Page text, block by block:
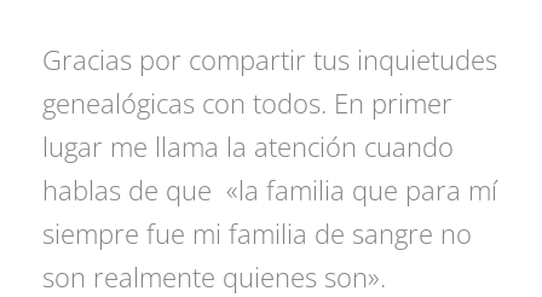
Gracias por compartir tus inquietudes
genealógicas con todos. En primer
lugar me llama la atención cuando
hablas de que «la familia que para mí
siempre fue mi familia de sangre no
son realmente quienes son».